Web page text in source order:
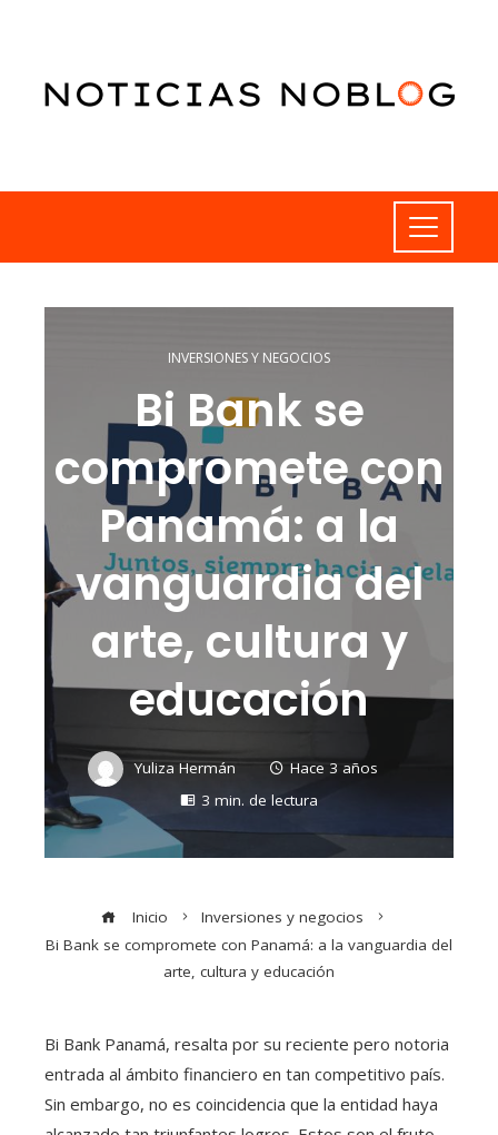
INVERSIONES Y NEGOCIOS
Bi Bank se
compromete con
Panamá: a la
vanguardia del
arte, cultura y
educación
Yuliza Hermán
Hace 3 años
3 min. de lectura
Inicio
Inversiones y negocios
Bi Bank se compromete con Panamá: a la vanguardia del
arte, cultura y educación
Bi Bank Panamá, resalta por su reciente pero notoria
entrada al ámbito financiero en tan competitivo país.
Sin embargo, no es coincidencia que la entidad haya